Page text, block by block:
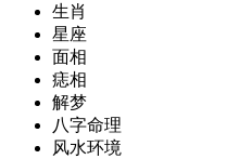
生肖
星座
面相
痣相
解梦
八字命理
风水环境